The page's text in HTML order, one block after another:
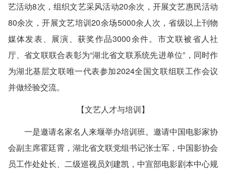
艺活动8次，组织文艺采风活动20余次，开展文艺惠民活动
80余次，开展文艺培训20余场5000余人次，省级以上刊物
媒体发表、展演、获奖作品3000余件。市文联被省人社
厅、省文联联合表彰为“湖北省文联系统先进单位”，同时作
为湖北基层文联唯一代表参加2024全国文联组联工作会议
并做经验交流。
【文艺人才与培训】
一是邀请名家名人来堰举办培训班。邀请中国电影家协
会副主席霍廷霄，湖北省文联党组书记张士军，中国影协会
员工作处处长、二级巡视员刘建凯，中宣部电影剧本中心规